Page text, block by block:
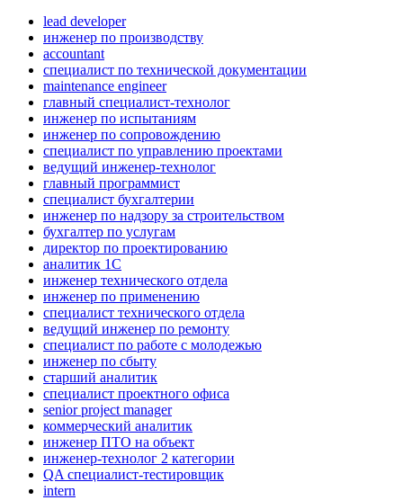
lead developer
инженер по производству
accountant
специалист по технической документации
maintenance engineer
главный специалист-технолог
инженер по испытаниям
инженер по сопровождению
специалист по управлению проектами
ведущий инженер-технолог
главный программист
специалист бухгалтерии
инженер по надзору за строительством
бухгалтер по услугам
директор по проектированию
аналитик 1C
инженер технического отдела
инженер по применению
специалист технического отдела
ведущий инженер по ремонту
специалист по работе с молодежью
инженер по сбыту
старший аналитик
специалист проектного офиса
senior project manager
коммерческий аналитик
инженер ПТО на объект
инженер-технолог 2 категории
QA специалист-тестировщик
intern